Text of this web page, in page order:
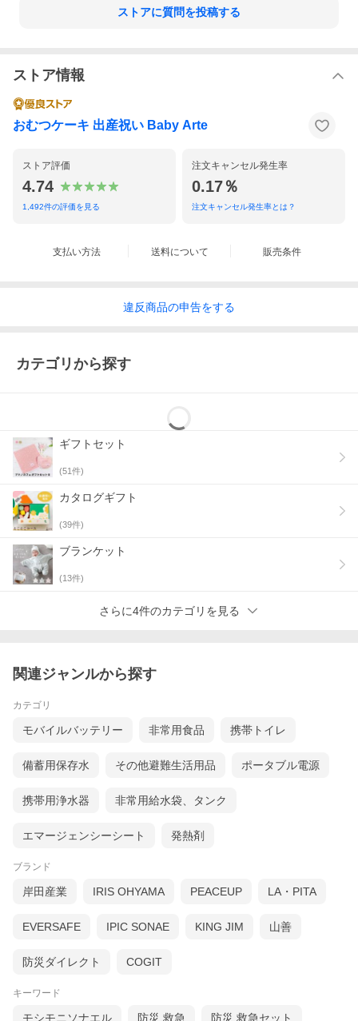
ストアに質問を投稿する
ストア情報
おむつケーキ 出産祝い Baby Arte
ストア評価
4.74
1,492件の評価を見る
注文キャンセル発生率
0.17％
注文キャンセル発生率とは？
支払い方法 送料について 販売条件
違反商品の申告をする
カテゴリから探す
ギフトセット
(51件)
カタログギフト
(39件)
ブランケット
(13件)
さらに4件のカテゴリを見る
関連ジャンルから探す
カテゴリ
モバイルバッテリー 非常用食品 携帯トイレ
備蓄用保存水 その他避難生活用品 ポータブル電源
携帯用浄水器 非常用給水袋、タンク
エマージェンシーシート 発熱剤
ブランド
岸田産業 IRIS OHYAMA PEACEUP LA・PITA
EVERSAFE IPIC SONAE KING JIM 山善
防災ダイレクト COGIT
キーワード
モシモニソナエル 防災 救急 防災 救急セット